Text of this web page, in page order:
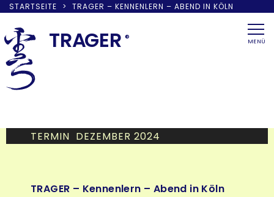
STARTSEITE > TRAGER – KENNENLERN – ABEND IN KÖLN
to
content
TRAGER ® MENÜ
TERMIN DEZEMBER 2024
TRAGER – Kennenlern – Abend in Köln